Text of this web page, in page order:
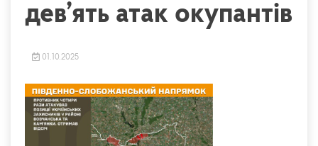
дев’ять атак окупантів
01.10.2025